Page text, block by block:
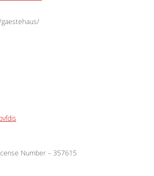
Number – 357615